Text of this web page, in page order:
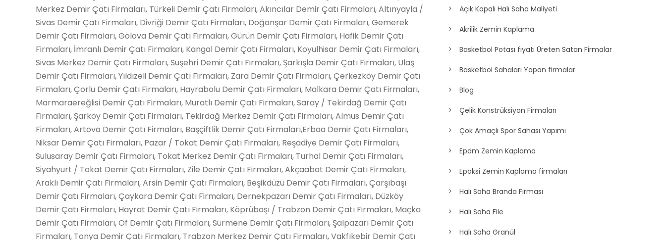
Açık Kapalı Halı Saha Maliyeti
Akrilik Zemin Kaplama
Basketbol Potası fiyatı Üreten Satan Firmalar
Basketbol Sahaları Yapan firmalar
Blog
Çelik Konstrüksiyon Firmaları
Çok Amaçlı Spor Sahası Yapımı
Epdm Zemin Kaplama
Epoksi Zemin Kaplama firmaları
Halı Saha Branda Firması
Halı Saha File
Halı Saha Granül